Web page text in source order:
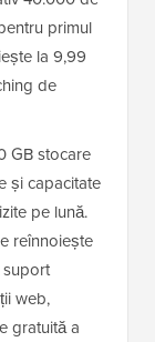
primul
la 9,99
de
GB stocare
și capacitate
pe lună.
reînnoiește
suport
web,
gratuită a